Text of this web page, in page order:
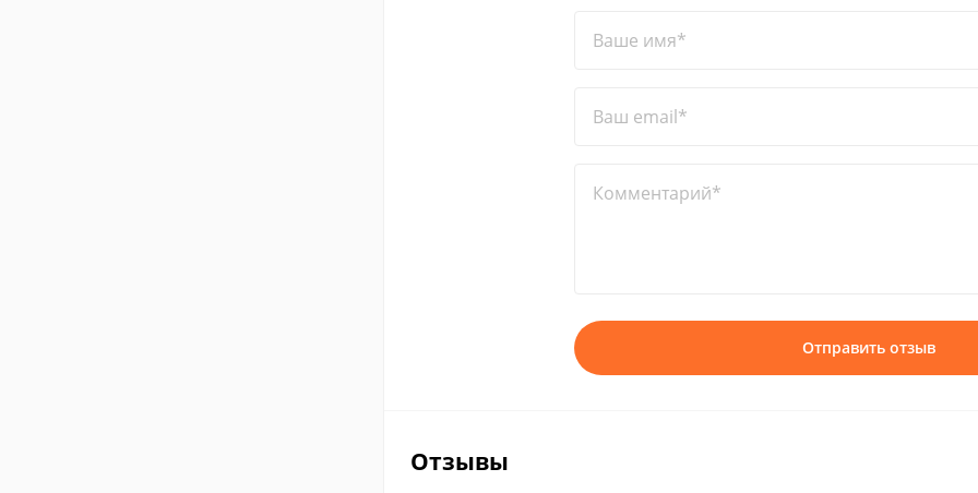
Ваше имя*
Ваш email*
Комментарий*
Отправить отзыв
Отзывы